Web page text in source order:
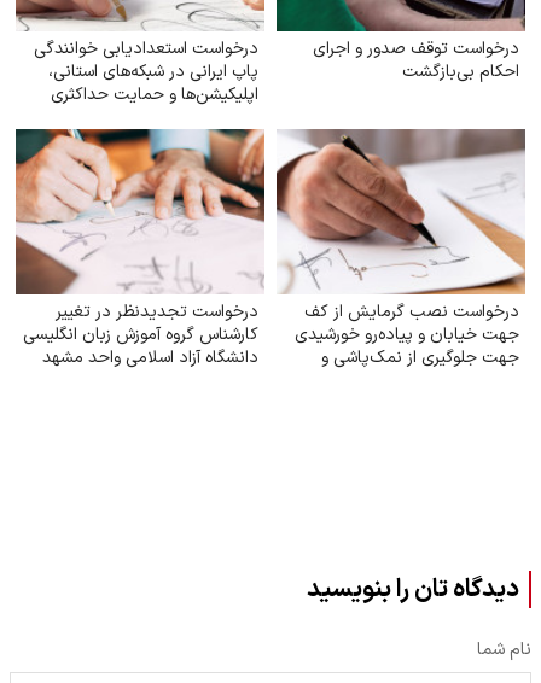
درخواست توقف صدور و اجرای
احکام بی‌بازگشت
درخواست استعدادیابی خوانندگی
پاپ ایرانی در شبکه‌های استانی،
اپلیکیشن‌ها و حمایت حداکثری
موسیقی غربی
درخواست نصب گرمایش از کف
جهت خیابان و پیاده‌رو خورشیدی
جهت جلوگیری از نمک‌پاشی و
درخواست تجدیدنظر در تغییر
کارشناس گروه آموزش زبان انگلیسی
دانشگاه آزاد اسلامی واحد مشهد
دیدگاه تان را بنویسید
نام شما